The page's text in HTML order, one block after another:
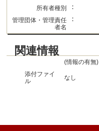
所有者種別 ：
管理団体・管理責任
者名
：
関連情報
(情報の有無)
添付ファイ
ル
なし